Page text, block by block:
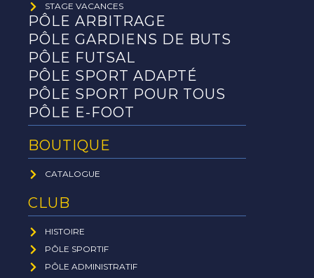
CLUB
HISTOIRE
PÔLE SPORTIF
PÔLE ADMINISTRATIF
STAGE VACANCES
PÔLE ARBITRAGE
PÔLE GARDIENS DE BUTS
PÔLE FUTSAL
PÔLE SPORT ADAPTÉ
PÔLE SPORT POUR TOUS
PÔLE E-FOOT
BOUTIQUE
CATALOGUE